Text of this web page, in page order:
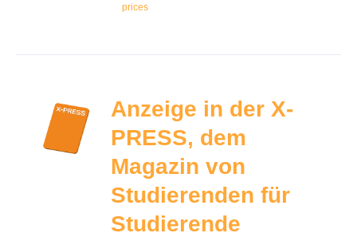
prices
Anzeige in der X-
PRESS, dem
Magazin von
Studierenden für
Studierende